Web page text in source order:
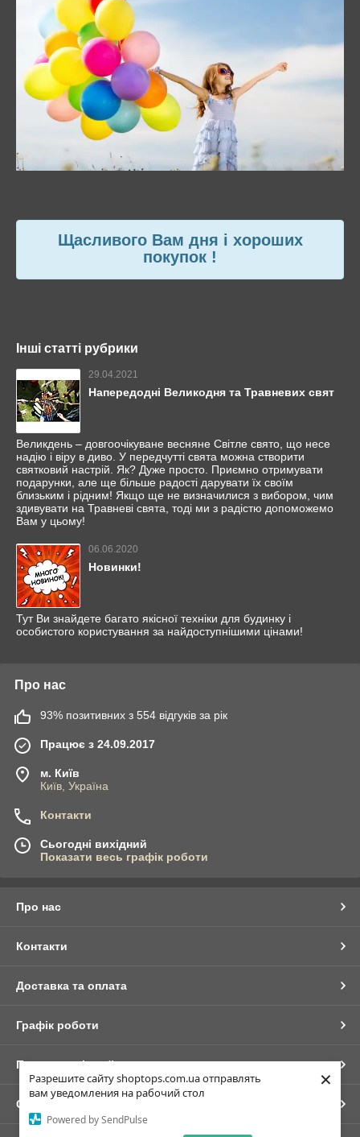
Разрешите сайту shoptops.com.ua отправлять
вам уведомления на рабочий стол
Powered by SendPulse
×
Щасливого Вам дня і хороших
покупок !
Інші статті рубрики
29.04.2021
Напередодні Великодня та Травневих свят
Великдень – довгоочікуване весняне Світле свято, що несе
надію і віру в диво. У передчутті свята можна створити
святковий настрій. Як? Дуже просто. Приємно отримувати
подарунки, але ще більше радості дарувати їх своїм
близьким і рідним! Якщо ще не визначилися з вибором, чим
здивувати на Травневі свята, тоді ми з радістю допоможемо
Вам у цьому!
06.06.2020
Новинки!
Тут Ви знайдете багато якісної техніки для будинку і
особистого користування за найдоступнішими цінами!
Про нас
93% позитивних з 554 відгуків за рік
Працює з 24.09.2017
м. Київ
Київ, Україна
Контакти
Сьогодні вихідний
Показати весь графік роботи
Про нас
Контакти
Доставка та оплата
Графік роботи
Повна версія сайту
Сайт створено на маркетплейсі